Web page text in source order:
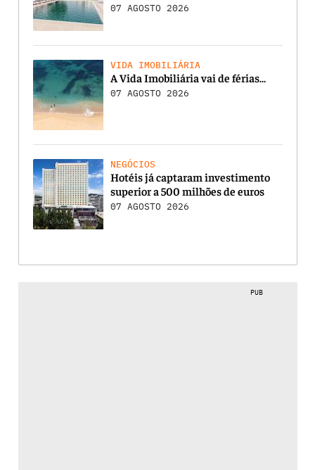
07 AGOSTO 2026
VIDA IMOBILIÁRIA
A Vida Imobiliária vai de férias…
07 AGOSTO 2026
NEGÓCIOS
Hotéis já captaram investimento
superior a 500 milhões de euros
07 AGOSTO 2026
PUB